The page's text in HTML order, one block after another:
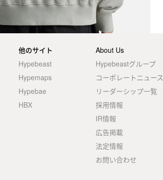
他のサイト
Hypebeast
Hypemaps
Hypebae
HBX
About Us
Hypebeastグループ
コーポレートニュース
リーダーシップ一覧
採用情報
IR情報
広告掲載
法定情報
お問い合わせ